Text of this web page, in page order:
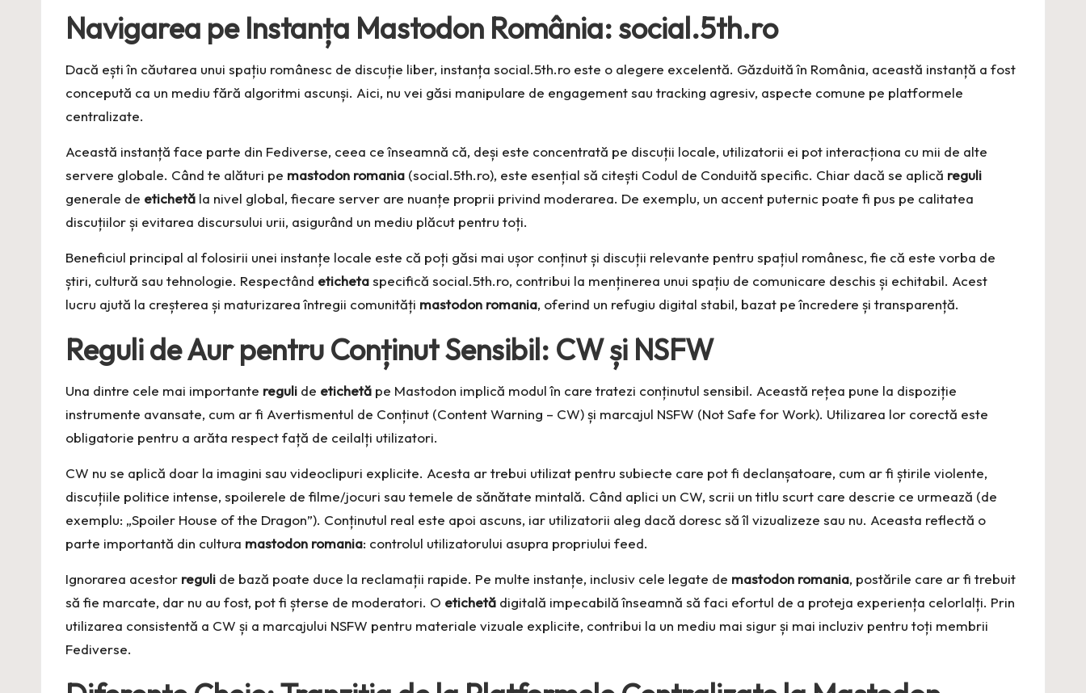
Navigarea pe Instanța Mastodon România: social.5th.ro
Dacă ești în căutarea unui spațiu românesc de discuție liber, instanța social.5th.ro este o alegere excelentă. Găzduită în România, această instanță a fost
concepută ca un mediu fără algoritmi ascunși. Aici, nu vei găsi manipulare de engagement sau tracking agresiv, aspecte comune pe platformele
centralizate.
Această instanță face parte din Fediverse, ceea ce înseamnă că, deși este concentrată pe discuții locale, utilizatorii ei pot interacționa cu mii de alte
servere globale. Când te alături pe mastodon romania (social.5th.ro), este esențial să citești Codul de Conduită specific. Chiar dacă se aplică reguli
generale de etichetă la nivel global, fiecare server are nuanțe proprii privind moderarea. De exemplu, un accent puternic poate fi pus pe calitatea
discuțiilor și evitarea discursului urii, asigurând un mediu plăcut pentru toți.
Beneficiul principal al folosirii unei instanțe locale este că poți găsi mai ușor conținut și discuții relevante pentru spațiul românesc, fie că este vorba de
știri, cultură sau tehnologie. Respectând etichetaspecifică social.5th.ro, contribui la menținerea unui spațiu de comunicare deschis și echitabil. Acest
lucru ajută la creșterea și maturizarea întregii comunități mastodon romania, oferind un refugiu digital stabil, bazat pe încredere și transparență.
Reguli de Aur pentru Conținut Sensibil: CW și NSFW
Una dintre cele mai importante reguli de etichetă pe Mastodon implică modul în care tratezi conținutul sensibil. Această rețea pune la dispoziție
instrumente avansate, cum ar fi Avertismentul de Conținut (Content Warning – CW) și marcajul NSFW (Not Safe for Work). Utilizarea lor corectă este
obligatorie pentru a arăta respect față de ceilalți utilizatori.
CW nu se aplică doar la imagini sau videoclipuri explicite. Acesta ar trebui utilizat pentru subiecte care pot fi declanșatoare, cum ar fi știrile violente,
discuțiile politice intense, spoilerele de filme/jocuri sau temele de sănătate mintală. Când aplici un CW, scrii un titlu scurt care descrie ce urmează (de
exemplu: „Spoiler House of the Dragon”). Conținutul real este apoi ascuns, iar utilizatorii aleg dacă doresc să îl vizualizeze sau nu. Aceasta reflectă o
parte importantă din cultura mastodon romania: controlul utilizatorului asupra propriului feed.
Ignorarea acestor reguli de bază poate duce la reclamații rapide. Pe multe instanțe, inclusiv cele legate de mastodon romania, postările care ar fi trebuit
să fie marcate, dar nu au fost, pot fi șterse de moderatori. O etichetă digitală impecabilă înseamnă să faci efortul de a proteja experiența celorlalți. Prin
utilizarea consistentă a CW și a marcajului NSFW pentru materiale vizuale explicite, contribui la un mediu mai sigur și mai incluziv pentru toți membrii
Fediverse.